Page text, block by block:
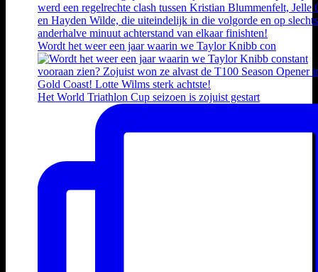
Wordt het weer een jaar waarin we Taylor Knibb con
Het World Triathlon Cup seizoen is zojuist gestart